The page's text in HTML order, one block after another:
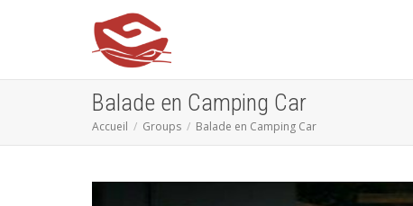
Balade en Camping Car
Accueil Groups Balade en Camping Car